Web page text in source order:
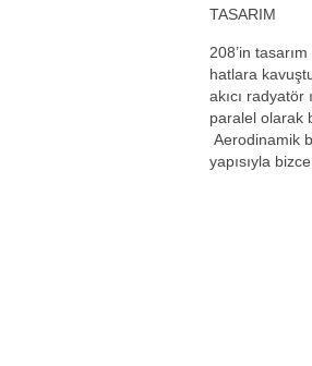
TASARIM
208’in
hatlara
akıcı radyatör
paralel olarak
Aerodinamik
yapısıyla